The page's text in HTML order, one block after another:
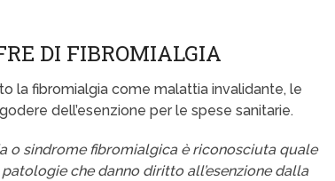
DI FIBROMIALGIA
la fibromialgia come malattia invalidante, le
dell’esenzione per le spese sanitarie.
o sindrome fibromialgica è riconosciuta quale
che danno diritto all’esenzione dalla